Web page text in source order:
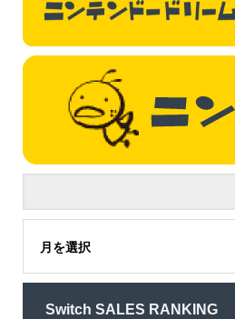
月を選択
Switch SALES RANKING